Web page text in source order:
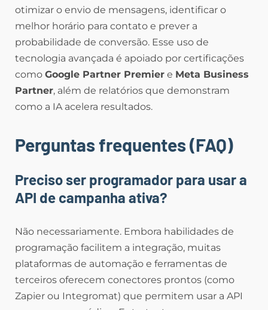
otimizar o envio de mensagens, identificar o
melhor horário para contato e prever a
probabilidade de conversão. Esse uso de
tecnologia avançada é apoiado por certificações
como Google Partner Premier e Meta Business
Partner, além de relatórios que demonstram
como a IA acelera resultados.
Perguntas frequentes (FAQ)
Preciso ser programador para usar a
API de campanha ativa?
Não necessariamente. Embora habilidades de
programação facilitem a integração, muitas
plataformas de automação e ferramentas de
terceiros oferecem conectores prontos (como
Zapier ou Integromat) que permitem usar a API